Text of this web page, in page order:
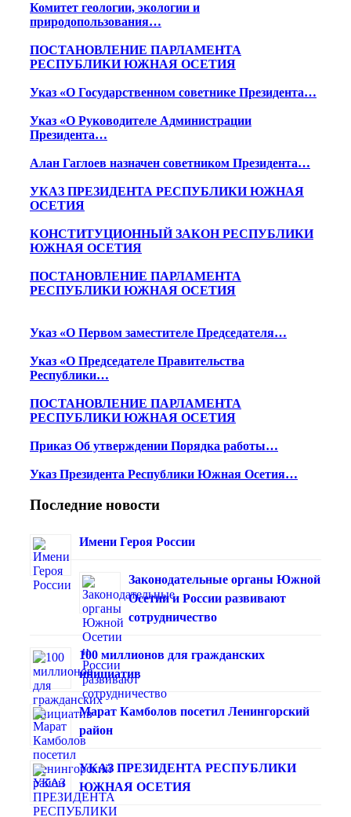
Комитет геологии, экологии и
природопользования…
ПОСТАНОВЛЕНИЕ ПАРЛАМЕНТА
РЕСПУБЛИКИ ЮЖНАЯ ОСЕТИЯ
Указ «О Государственном советнике Президента…
Указ «О Руководителе Администрации
Президента…
Алан Гаглоев назначен советником Президента…
УКАЗ ПРЕЗИДЕНТА РЕСПУБЛИКИ ЮЖНАЯ
ОСЕТИЯ
КОНСТИТУЦИОННЫЙ ЗАКОН РЕСПУБЛИКИ
ЮЖНАЯ ОСЕТИЯ
ПОСТАНОВЛЕНИЕ ПАРЛАМЕНТА
РЕСПУБЛИКИ ЮЖНАЯ ОСЕТИЯ
Указ «О Первом заместителе Председателя…
Указ «О Председателе Правительства
Республики…
ПОСТАНОВЛЕНИЕ ПАРЛАМЕНТА
РЕСПУБЛИКИ ЮЖНАЯ ОСЕТИЯ
Приказ Об утверждении Порядка работы…
Указ Президента Республики Южная Осетия…
Последние новости
Имени Героя России
Законодательные органы Южной
Осетии и России развивают
сотрудничество
100 миллионов для гражданских
инициатив
Марат Камболов посетил Ленингорский
район
УКАЗ ПРЕЗИДЕНТА РЕСПУБЛИКИ
ЮЖНАЯ ОСЕТИЯ